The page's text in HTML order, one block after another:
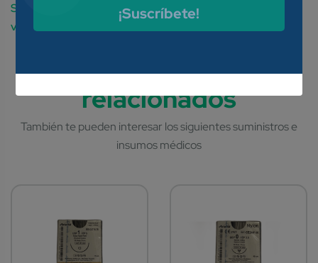
Su acción hidrófoba impide el reblandecimiento de la
venda por la humedad que genera el cuerpo.
¡Suscríbete!